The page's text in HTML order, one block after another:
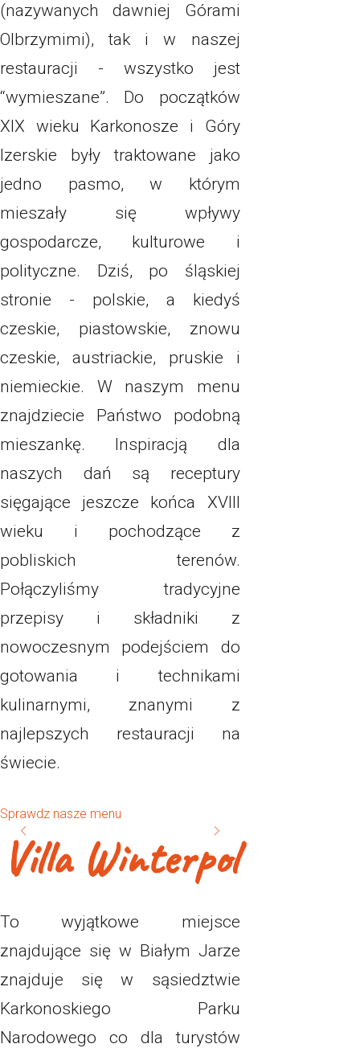
(nazywanych dawniej Górami
Olbrzymimi), tak i w naszej
restauracji - wszystko jest
“wymieszane”. Do początków
XIX wieku Karkonosze i Góry
Izerskie były traktowane jako
jedno pasmo, w którym
mieszały się wpływy
gospodarcze, kulturowe i
polityczne. Dziś, po śląskiej
stronie - polskie, a kiedyś
czeskie, piastowskie, znowu
czeskie, austriackie, pruskie i
niemieckie. W naszym menu
znajdziecie Państwo podobną
mieszankę. Inspiracją dla
naszych dań są receptury
sięgające jeszcze końca XVIII
wieku i pochodzące z
pobliskich terenów.
Połączyliśmy tradycyjne
przepisy i składniki z
nowoczesnym podejściem do
gotowania i technikami
kulinarnymi, znanymi z
najlepszych restauracji na
świecie.
Sprawdz nasze menu
Villa Winterpol
To wyjątkowe miejsce
znajdujące się w Białym Jarze
znajduje się w sąsiedztwie
Karkonoskiego Parku
Narodowego co dla turystów